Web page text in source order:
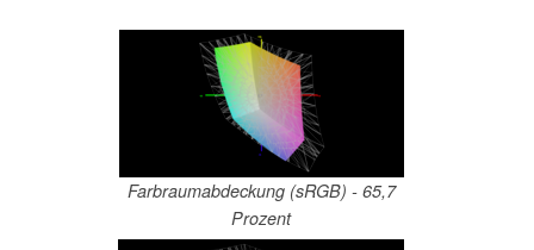
Farbraumabdeckung (sRGB) - 65,7
Prozent